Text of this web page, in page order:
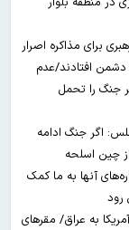
دولت با زدن ۲۸ نامه به رهبری برای مذاکره اصرار
دشمن افتادند/عدم
جنگ را تحمل
اگر جنگ ادامه
از چین اسلحه
آنها به ما کمک
رود
آمریکا به عراق/ مقرهای